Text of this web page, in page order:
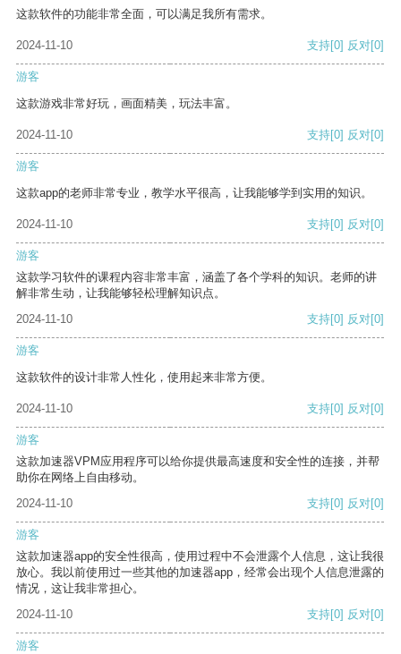
这款软件的功能非常全面，可以满足我所有需求。
2024-11-10 支持[0] 反对[0]
游客
这款游戏非常好玩，画面精美，玩法丰富。
2024-11-10 支持[0] 反对[0]
游客
这款app的老师非常专业，教学水平很高，让我能够学到实用的知识。
2024-11-10 支持[0] 反对[0]
游客
这款学习软件的课程内容非常丰富，涵盖了各个学科的知识。老师的讲
解非常生动，让我能够轻松理解知识点。
2024-11-10
支持[0] 反对[0]
游客
这款软件的设计非常人性化，使用起来非常方便。
2024-11-10 支持[0] 反对[0]
游客
这款加速器VPM应用程序可以给你提供最高速度和安全性的连接，并帮
助你在网络上自由移动。
2024-11-10
支持[0] 反对[0]
游客
这款加速器app的安全性很高，使用过程中不会泄露个人信息，这让我很
放心。我以前使用过一些其他的加速器app，经常会出现个人信息泄露的
情况，这让我非常担心。
2024-11-10
支持[0] 反对[0]
游客